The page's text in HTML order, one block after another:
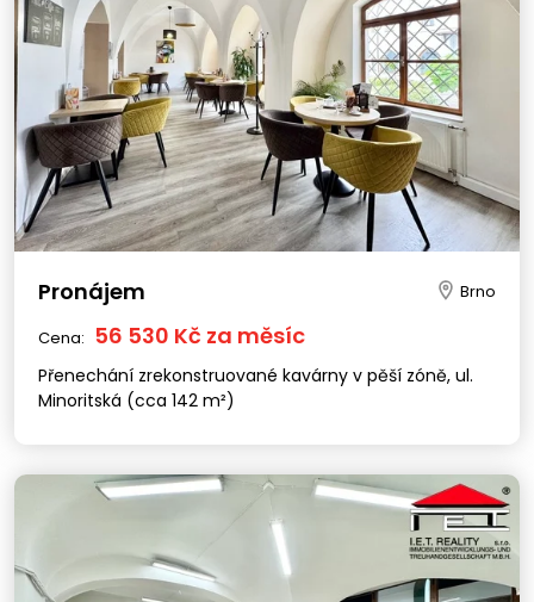
Pronájem Brno
Cena: 56 530 Kč za měsíc
Přenechání zrekonstruované kavárny v pěší zóně, ul.
Minoritská (cca 142 m²)